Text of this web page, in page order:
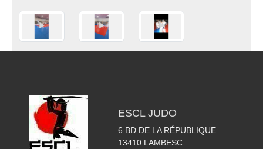
ESCL JUDO
6 BD DE LA RÉPUBLIQUE
13410 LAMBESC